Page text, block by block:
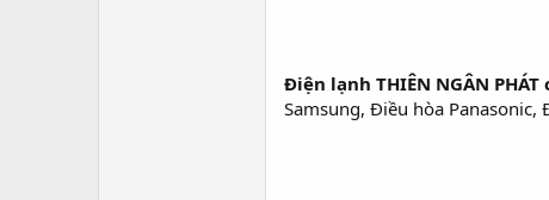
Điện lạnh THIÊN NGÂN
Samsung, Điều hòa Panasonic,